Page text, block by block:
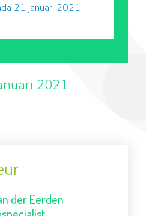
21 januari 2021
2021
der Eerden